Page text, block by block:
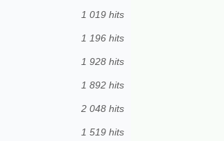
1 019 hits
1 196 hits
1 928 hits
1 892 hits
2 048 hits
1 519 hits